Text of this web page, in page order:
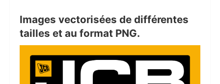
Images vectorisées de différentes
tailles et au format PNG.